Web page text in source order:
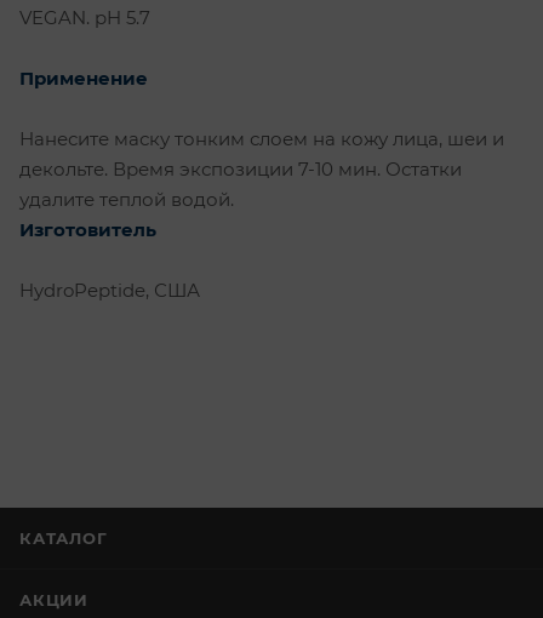
VEGAN. pH 5.7
Применение
Нанесите маску тонким слоем на кожу лица, шеи и
декольте. Время экспозиции 7-10 мин. Остатки
удалите теплой водой.
Изготовитель
HydroPeptide, США
КАТАЛОГ
АКЦИИ